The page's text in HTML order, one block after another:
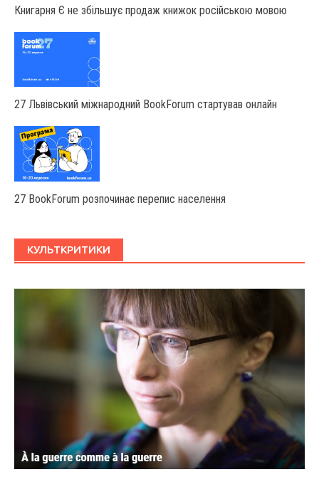
Книгарня Є не збільшує продаж книжок російською мовою
27 Львівський міжнародний BookForum стартував онлайн
27 BookForum розпочинає перепис населення
КУЛЬТКРИТИКИ